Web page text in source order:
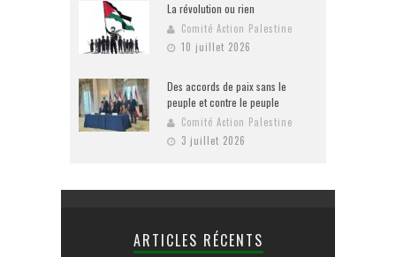
La révolution ou rien
Comité Action Palestine
10 juillet 2026
Des accords de paix sans le
peuple et contre le peuple
Comité Action Palestine
3 juillet 2026
ARTICLES RÉCENTS